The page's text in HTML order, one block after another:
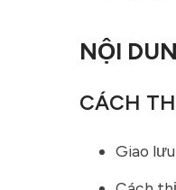
NỘI
CÁCH
Giao